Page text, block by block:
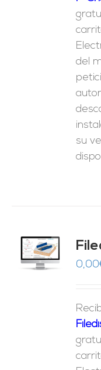
del
su
0,00